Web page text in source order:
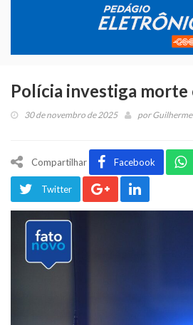
Polícia investiga morte
30 de novembro de 2025 por
Compartilhar Facebook
Twitter